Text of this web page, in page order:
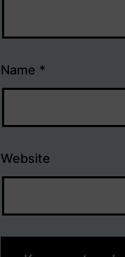
Name *
Website